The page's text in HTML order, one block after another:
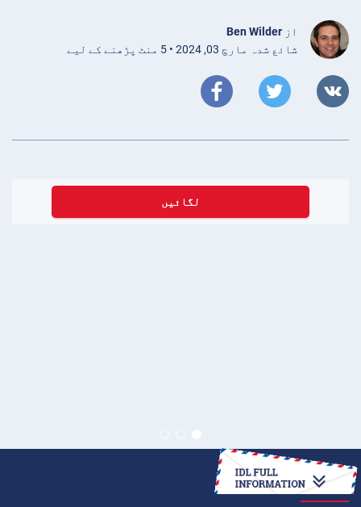
از Ben Wilder
شائع شدہ مارچ 03, 2024 • 5 منٹ پڑھنے کے لیے
لگائیں
کیسے